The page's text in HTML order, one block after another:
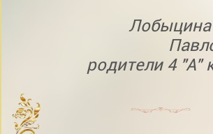
Лобыцина
родители 4 "А"